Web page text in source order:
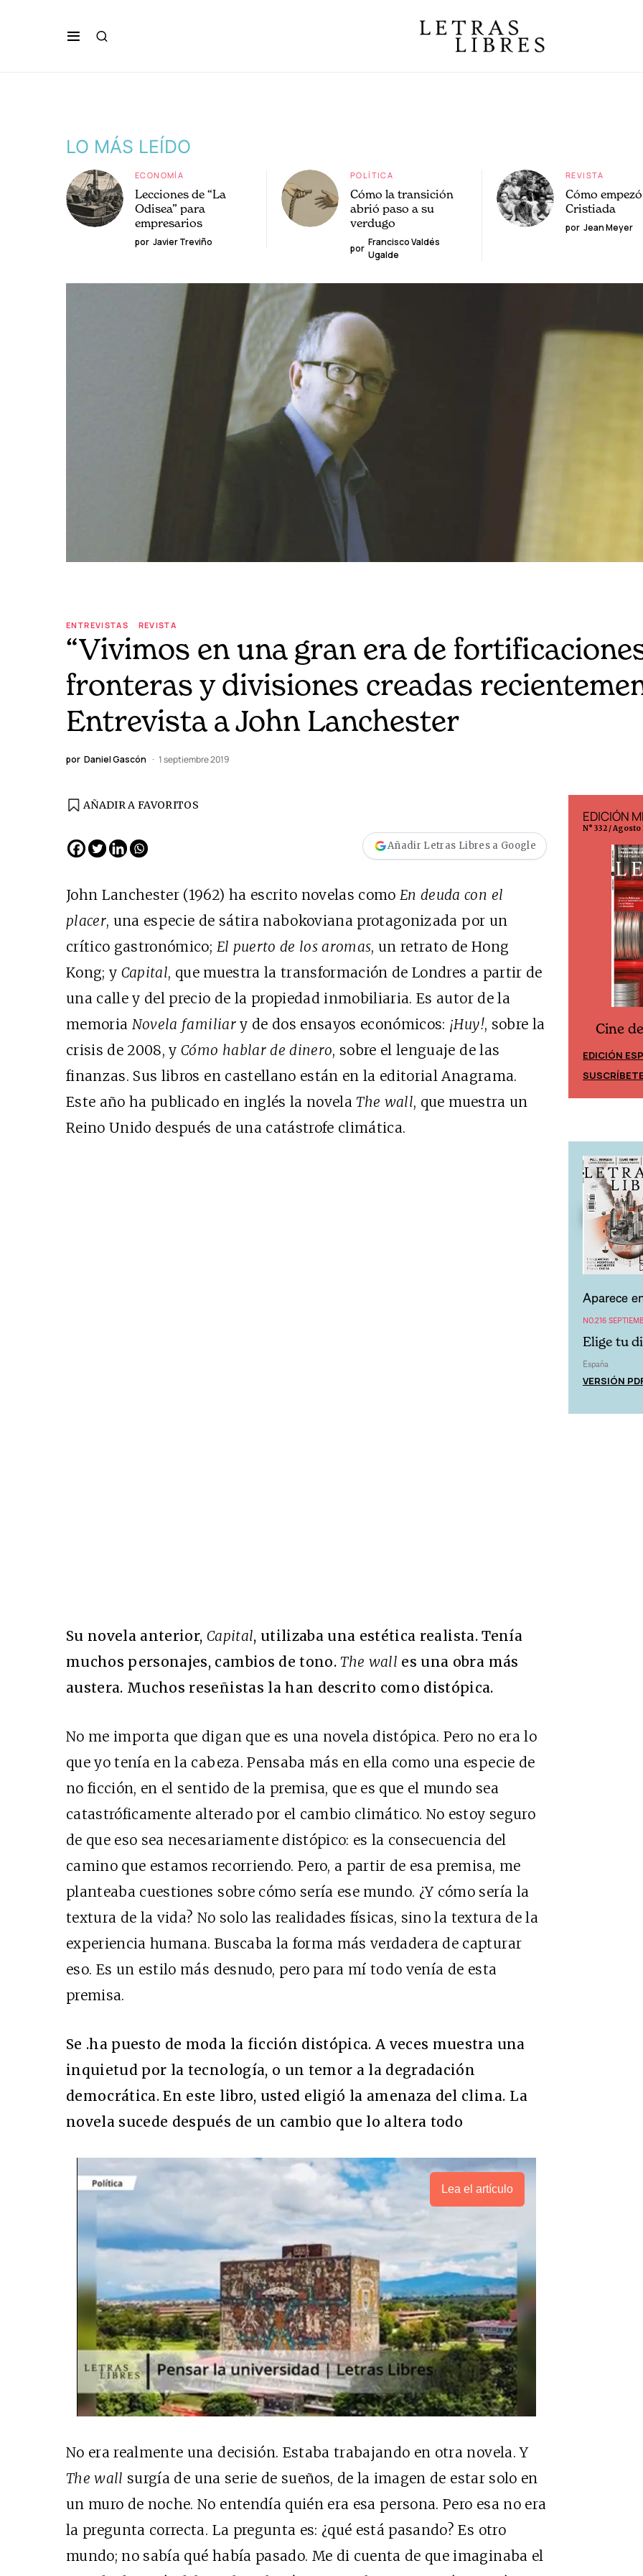
LO MÁS LEÍDO
ECONOMÍA
Lecciones de “La
Odisea” para
empresarios
por Javier Treviño
POLÍTICA
Cómo la transición
abrió paso a su
verdugo
por
Francisco Valdés
Ugalde
REVISTA
Cómo
Cristiada
por Jean Meyer
ENTREVISTAS REVISTA
“Vivimos en una gran era de
fronteras y divisiones creadas
Entrevista a John Lanchester
por Daniel Gascón 1 septiembre 2019
AÑADIR A FAVORITOS
Añadir Letras Libres a Google
John Lanchester (1962) ha escrito novelas como En deuda con el
placer, una especie de sátira nabokoviana protagonizada por un
crítico gastronómico; El puerto de los aromas, un retrato de Hong
Kong; y Capital, que muestra la transformación de Londres a partir de
una calle y del precio de la propiedad inmobiliaria. Es autor de la
memoria Novela familiary de dos ensayos económicos: ¡Huy!, sobre la
crisis de 2008, yCómo hablar de dinero, sobre el lenguaje de las
finanzas. Sus libros en castellano están en la editorial Anagrama.
Este año ha publicado en inglés la novelaThe wall, que muestra un
Reino Unido después de una catástrofe climática.
Su novela anterior, Capital, utilizaba una estética realista. Tenía
muchos personajes, cambios de tono.The wall es una obra más
austera. Muchos reseñistas la han descrito como distópica.
No me importa que digan que es una novela distópica. Pero no era lo
que yo tenía en la cabeza. Pensaba más en ella como una especie de
no ficción, en el sentido de la premisa, que es que el mundo sea
catastróficamente alterado por el cambio climático. No estoy seguro
de que eso sea necesariamente distópico: es la consecuencia del
camino que estamos recorriendo. Pero, a partir de esa premisa, me
planteaba cuestiones sobre cómo sería ese mundo. ¿Y cómo sería la
textura de la vida? No solo las realidades físicas, sino la textura de la
experiencia humana. Buscaba la forma más verdadera de capturar
eso. Es un estilo más desnudo, pero para mí todo venía de esta
premisa.
Se .ha puesto de moda la ficción distópica. A veces muestra una
inquietud por la tecnología, o un temor a la degradación
democrática. En este libro, usted eligió la amenaza del clima. La
novela sucede después de un cambio que lo altera todo
Lea el artículo
No era realmente una decisión. Estaba trabajando en otra novela. Y
The wall surgía de una serie de sueños, de la imagen de estar solo en
un muro de noche. No entendía quién era esa persona. Pero esa no era
la pregunta correcta. La pregunta es: ¿qué está pasando? Es otro
mundo; no sabía qué había pasado. Me di cuenta de que imaginaba el
Cine desde los márgenes
EDICIÓN MÉXICO
SUSCRÍBETE
EDICIÓN
N° 332 / Agosto
Cine
EDICIÓN
Aparece
NO.216
Elige tu
España
VERSIÓN